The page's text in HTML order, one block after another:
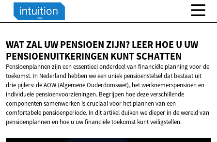
WAT ZAL UW PENSIOEN ZIJN? LEER HOE U UW
PENSIOENUITKERINGEN KUNT SCHATTEN
Pensioenplannen zijn een essentieel onderdeel van financiële planning voor de
toekomst. In Nederland hebben we een uniek pensioenstelsel dat bestaat uit
drie pijlers: de AOW (Algemene Ouderdomswet), het werknemerspensioen en
individuele pensioenvoorzieningen. Begrijpen hoe deze verschillende
componenten samenwerken is cruciaal voor het plannen van een
comfortabele pensioenperiode. In dit artikel duiken we dieper in de wereld van
pensioenplannen en hoe u uw financiële toekomst kunt veiligstellen.